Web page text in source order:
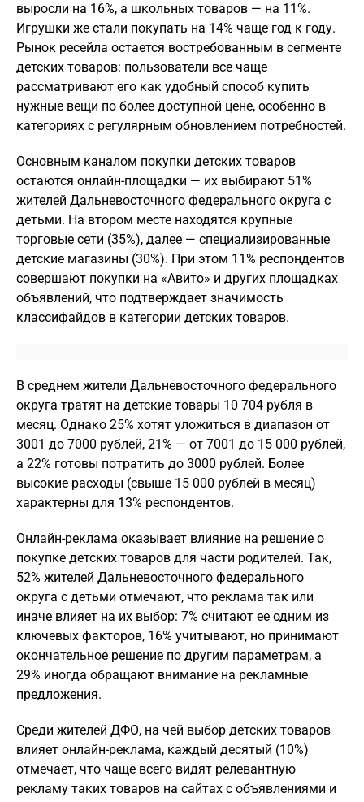
выросли на 16%, а школьных товаров — на 11%.
Игрушки же стали покупать на 14% чаще год к году.
Рынок ресейла остается востребованным в сегменте
детских товаров: пользователи все чаще
рассматривают его как удобный способ купить
нужные вещи по более доступной цене, особенно в
категориях с регулярным обновлением потребностей.
Основным каналом покупки детских товаров
остаются онлайн-площадки — их выбирают 51%
жителей Дальневосточного федерального округа с
детьми. На втором месте находятся крупные
торговые сети (35%), далее — специализированные
детские магазины (30%). При этом 11% респондентов
совершают покупки на «Авито» и других площадках
объявлений, что подтверждает значимость
классифайдов в категории детских товаров.
В среднем жители Дальневосточного федерального
округа тратят на детские товары 10 704 рубля в
месяц. Однако 25% хотят уложиться в диапазон от
3001 до 7000 рублей, 21% — от 7001 до 15 000 рублей,
а 22% готовы потратить до 3000 рублей. Более
высокие расходы (свыше 15 000 рублей в месяц)
характерны для 13% респондентов.
Онлайн-реклама оказывает влияние на решение о
покупке детских товаров для части родителей. Так,
52% жителей Дальневосточного федерального
округа с детьми отмечают, что реклама так или
иначе влияет на их выбор: 7% считают ее одним из
ключевых факторов, 16% учитывают, но принимают
окончательное решение по другим параметрам, а
29% иногда обращают внимание на рекламные
предложения.
Среди жителей ДФО, на чей выбор детских товаров
влияет онлайн-реклама, каждый десятый (10%)
отмечает, что чаще всего видят релевантную
рекламу таких товаров на сайтах с объявлениями и